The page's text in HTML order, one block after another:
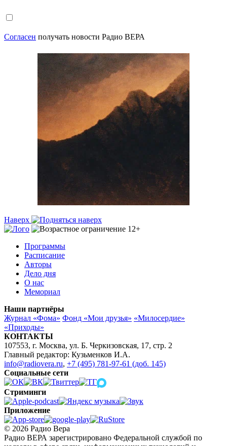
Согласен получать новости Радио ВЕРА
Наверх
Программы
Расписание
Авторы
Дело дня
О нас
Мемориал
Наши партнёры
Журнал «Фома» Фонд «Мои друзья» «Милосердие»
«Приходы»
КОНТАКТЫ
107553, г. Москва, ул. Б. Черкизовская, 17, стр. 2
Главный редактор: Кузьменков И.А.
info@radiovera.ru, +7 (495) 781-97-61 (доб. 145)
Социальные сети
Стриминги
Приложение
© 2026 Радио Вера
Радио ВЕРА зарегистрировано Федеральной службой по